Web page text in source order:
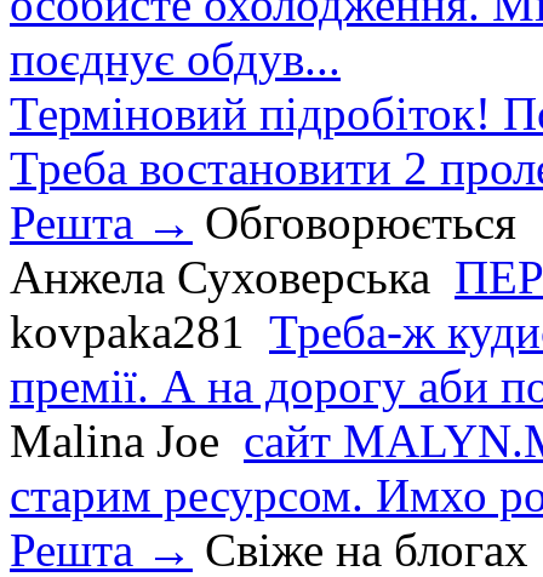
поєднує обдув...
Терміновий підробіток!
Треба востановити 2
Решта → Обговорюється
Анжела Суховерська
kovpaka281 Треба-ж
премії. А на дорогу аби
Malina Joe сайт
старим ресурсом. Имхо
Решта → Свіже на блогах